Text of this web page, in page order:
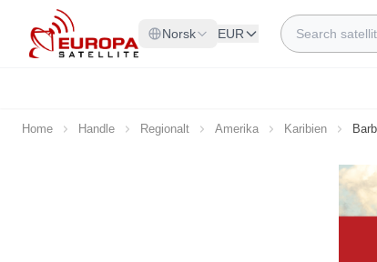
Skip to Content
Norsk EUR
Search
Home Handle Regionalt Amerika Karibien